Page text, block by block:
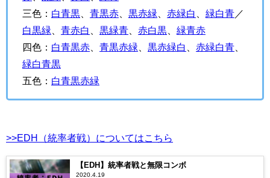
三色： 白青黒 青黒赤 黒赤緑 赤緑白 緑白青／
白黒緑
青赤白 黒緑青 赤白黒
緑青赤
四色： 白青黒赤 青黒赤緑 黒赤緑白 赤緑白青
緑白青黒
五色： 白青黒赤緑
>>EDH（統率者戦）についてはこちら
【EDH】統率者戦と無限コンボ
2020.4.19